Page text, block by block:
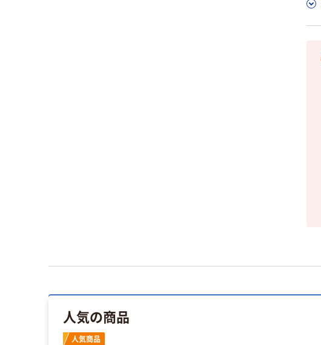
人気の商品
人気商品